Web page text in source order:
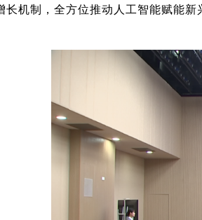
长机制，全方位推动人工智能赋能新